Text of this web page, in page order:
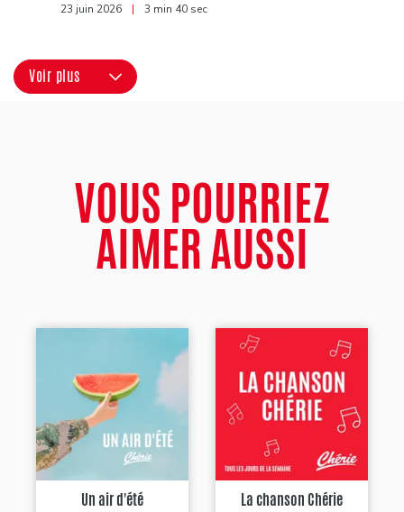
23 juin 2026 | 3 min 40 sec
Voir plus
VOUS POURRIEZ
AIMER AUSSI
Un air d'été La chanson Chérie